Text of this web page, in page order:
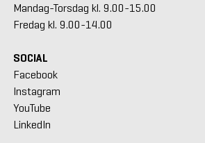
Mandag-Torsdag kl. 9.00-15.00
Fredag kl. 9.00-14.00
SOCIAL
Facebook
Instagram
YouTube
LinkedIn